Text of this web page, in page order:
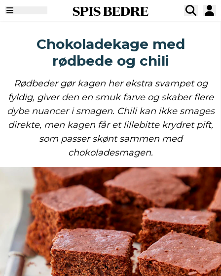
SPIS BEDRE
Chokoladekage med
rødbede og chili
Rødbeder gør kagen her ekstra svampet og
fyldig, giver den en smuk farve og skaber flere
dybe nuancer i smagen. Chili kan ikke smages
direkte, men kagen får et lillebitte krydret pift,
som passer skønt sammen med
chokoladesmagen.